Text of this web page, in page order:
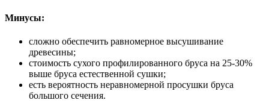
Минусы:
сложно обеспечить равномерное высушивание
древесины;
стоимость сухого профилированного бруса на 25-30%
выше бруса естественной сушки;
есть вероятность неравномерной просушки бруса
большого сечения.